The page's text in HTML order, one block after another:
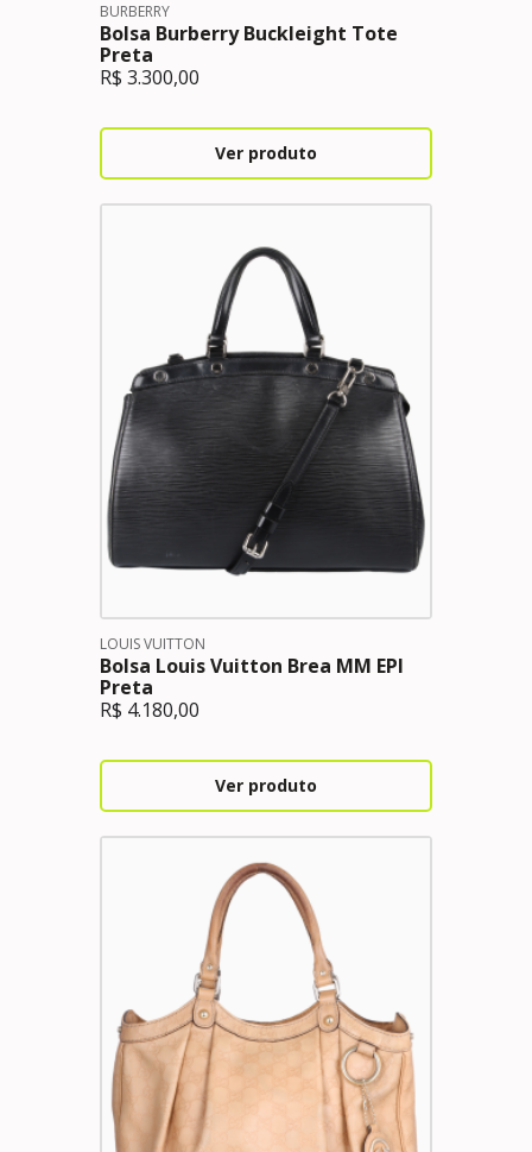
BURBERRY
Bolsa Burberry Buckleight Tote
Preta
R$ 3.300,00
Ver produto
LOUIS VUITTON
Bolsa Louis Vuitton Brea MM EPI
Preta
R$ 4.180,00
Ver produto